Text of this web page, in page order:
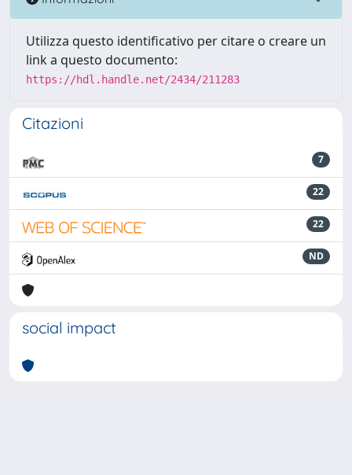
Utilizza questo identificativo per citare o creare un
link a questo documento:
https://hdl.handle.net/2434/211283
Citazioni
7
22
22
ND
social impact